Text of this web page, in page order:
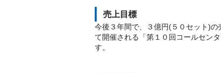
売上目標
今後３年間で、３億円(５０セット)
て開催される「第１０回コールセン
す。